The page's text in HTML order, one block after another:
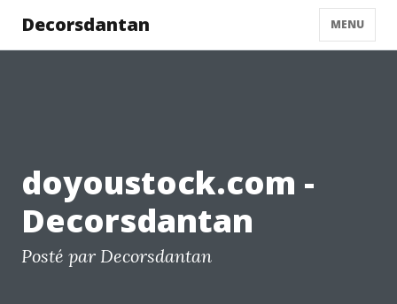
Decorsdantan MENU
doyoustock.com -
Decorsdantan
Posté par Decorsdantan